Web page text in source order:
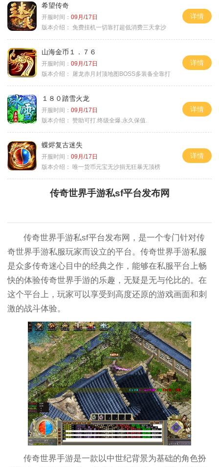
希望传奇
开服时间： 09月/17日
版本介绍： 免费挂机一切靠打超低消费三天拿沙
详情
山海金币１．７６
开服时间： 09月/17日
版本介绍：
屠龙赤月封顶地图BOSS多装备全靠打
详情
１８０踏雪火龙
开服时间： 09月/17日
版本介绍： 赞助可打.终级全爆.永久保值.
详情
蝶烬复古迷失
开服时间： 09月/17日
版本介绍： 唯一货币元宝无沙捐无狂暴无顶榜
详情
传奇世界手游私sf平台发布网
传奇世界手游私sf平台发布网，是一个专门针对传
奇世界手游私服玩家而设立的平台。传奇世界手游私服
是众多传奇迷心目中的经典之作，能够在私服平台上畅
快的体验传奇世界手游的乐趣，无疑是无与伦比的。在
这个平台上，玩家可以享受到高度还原的游戏画面和刺
激的战斗体验。
传奇世界手游是一款以中世纪背景为基础的角色扮